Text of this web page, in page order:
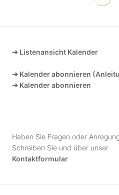
➔ Listenansicht Kalender
➔ Kalender abonnieren
➔ Kalender abonnieren
Haben Sie Fragen oder
Schreiben Sie und über unser
Kontaktformular